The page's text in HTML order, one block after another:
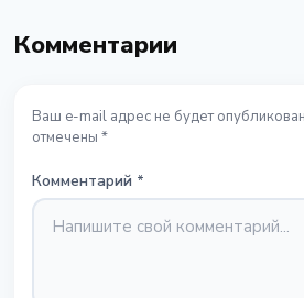
Комментарии
Ваш e-mail адрес не будет
отмечены *
Комментарий *